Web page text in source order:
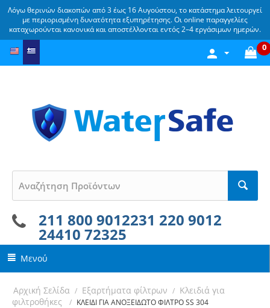
Λόγω θερινών διακοπών από 3 έως 16 Αυγούστου, το κατάστημα λειτουργεί
με περιορισμένη δυνατότητα εξυπηρέτησης. Οι online παραγγελίες
καταχωρούνται κανονικά και αποστέλλονται εντός 2–4 εργάσιμων ημερών.
0
211 800 9012231 220 9012
24410 72325
Μενού
Αρχική Σελίδα / Εξαρτήματα φίλτρων / Κλειδιά για
φιλτροθήκες
/ ΚΛΕΙΔΙ ΓΙΑ ΑΝΟΞΕΙΔΩΤΟ ΦΙΛΤΡΟ SS 304